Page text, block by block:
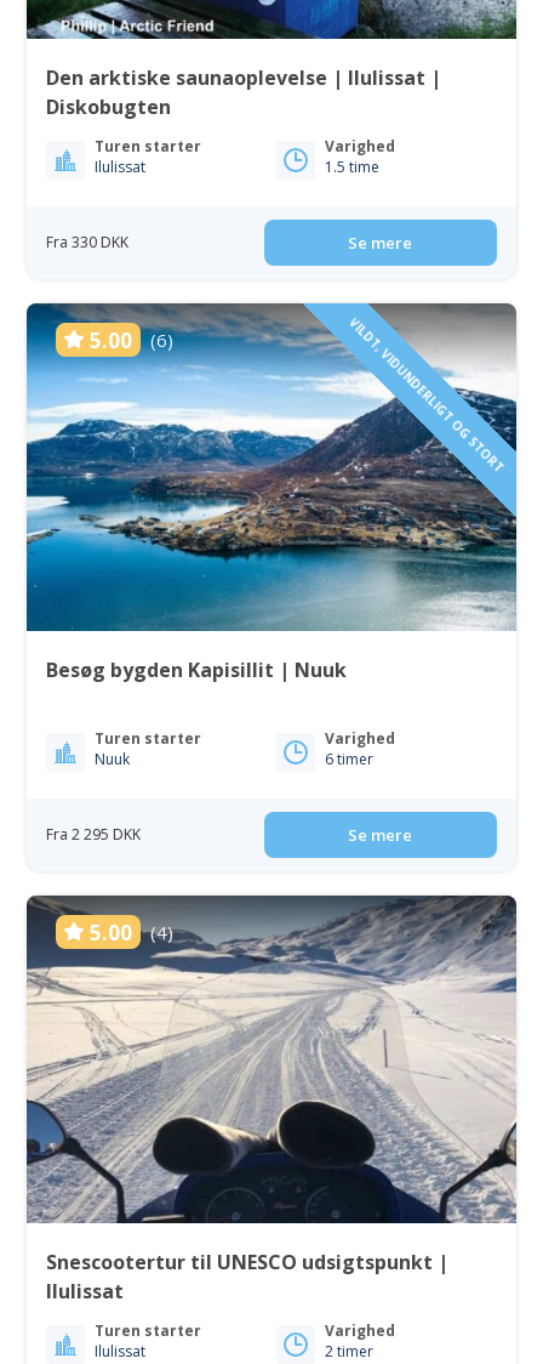
Den arktiske saunaoplevelse | Ilulissat |
Diskobugten
Turen starter
Ilulissat
Varighed
1.5 time
Fra 330 DKK Se mere
5.00 (6) VILDT, VIDUNDERLIGT OG STORT
Besøg bygden Kapisillit | Nuuk
Turen starter
Nuuk
Varighed
6 timer
Fra 2 295 DKK Se mere
5.00 (4)
Snescootertur til UNESCO udsigtspunkt |
Ilulissat
Turen starter
Ilulissat
Varighed
2 timer